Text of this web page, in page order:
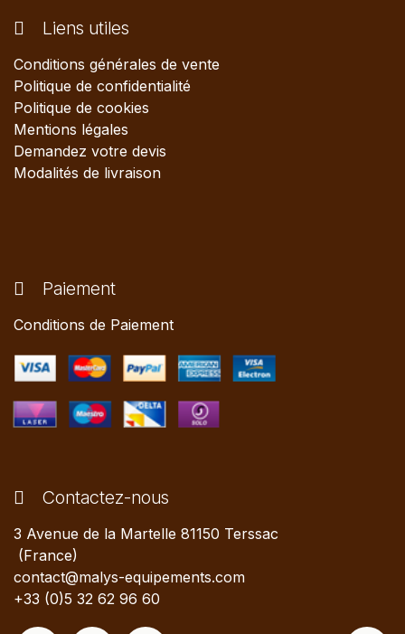
Liens utiles
Conditions générales de vente
Politique de confidentialité
Politique de cookies
Mentions légales
Demandez votre devis
Modalités de livraison
Paiement
Conditions de Paiement
Contactez-nous
3 Avenue de la Martelle 81150 Terssac
(France)
contact@malys-equipements.com
+33 (0)5 32 62 96 60